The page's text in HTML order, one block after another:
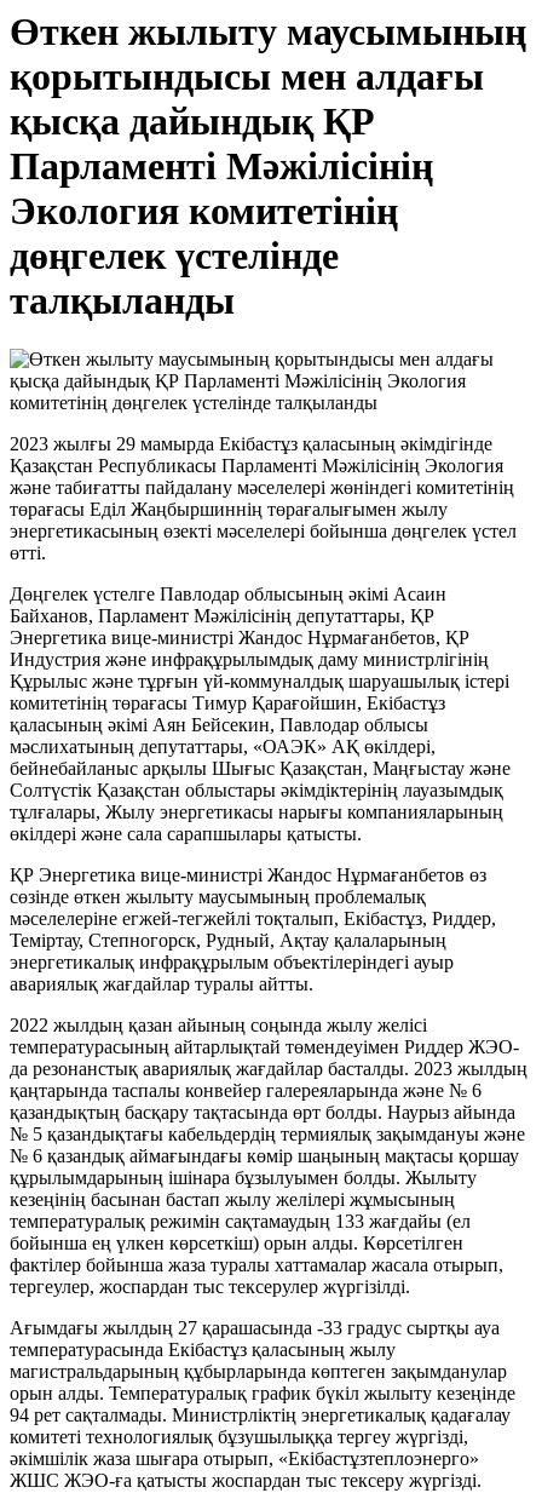
Өткен жылыту маусымының
қорытындысы мен алдағы
қысқа дайындық ҚР
Парламенті Мәжілісінің
Экология комитетінің
дөңгелек үстелінде
талқыланды
2023 жылғы 29 мамырда Екібастұз қаласының әкімдігінде
Қазақстан Республикасы Парламенті Мәжілісінің Экология
және табиғатты пайдалану мәселелері жөніндегі комитетінің
төрағасы Еділ Жаңбыршиннің төрағалығымен жылу
энергетикасының өзекті мәселелері бойынша дөңгелек үстел
өтті.
Дөңгелек үстелге Павлодар облысының әкімі Асаин
Байханов, Парламент Мәжілісінің депутаттары, ҚР
Энергетика вице-министрі Жандос Нұрмағанбетов, ҚР
Индустрия және инфрақұрылымдық даму министрлігінің
Құрылыс және тұрғын үй-коммуналдық шаруашылық істері
комитетінің төрағасы Тимур Қарағойшин, Екібастұз
қаласының әкімі Аян Бейсекин, Павлодар облысы
мәслихатының депутаттары, «ОАЭК» АҚ өкілдері,
бейнебайланыс арқылы Шығыс Қазақстан, Маңғыстау және
Солтүстік Қазақстан облыстары әкімдіктерінің лауазымдық
тұлғалары, Жылу энергетикасы нарығы компанияларының
өкілдері және сала сарапшылары қатысты.
ҚР Энергетика вице-министрі Жандос Нұрмағанбетов өз
сөзінде өткен жылыту маусымының проблемалық
мәселелеріне егжей-тегжейлі тоқталып, Екібастұз, Риддер,
Теміртау, Степногорск, Рудный, Ақтау қалаларының
энергетикалық инфрақұрылым объектілеріндегі ауыр
авариялық жағдайлар туралы айтты.
2022 жылдың қазан айының соңында жылу желісі
температурасының айтарлықтай төмендеуімен Риддер ЖЭО-
да резонанстық авариялық жағдайлар басталды. 2023 жылдың
қаңтарында таспалы конвейер галереяларында және № 6
қазандықтың басқару тақтасында өрт болды. Наурыз айында
№ 5 қазандықтағы кабельдердің термиялық зақымдануы және
№ 6 қазандық аймағындағы көмір шаңының мақтасы қоршау
құрылымдарының ішінара бұзылуымен болды. Жылыту
кезеңінің басынан бастап жылу желілері жұмысының
температуралық режимін сақтамаудың 133 жағдайы (ел
бойынша ең үлкен көрсеткіш) орын алды. Көрсетілген
фактілер бойынша жаза туралы хаттамалар жасала отырып,
тергеулер, жоспардан тыс тексерулер жүргізілді.
Ағымдағы жылдың 27 қарашасында -33 градус сыртқы ауа
температурасында Екібастұз қаласының жылу
магистральдарының құбырларында көптеген зақымданулар
орын алды. Температуралық график бүкіл жылыту кезеңінде
94 рет сақталмады. Министрліктің энергетикалық қадағалау
комитеті технологиялық бұзушылыққа тергеу жүргізді,
әкімшілік жаза шығара отырып, «Екібастұзтеплоэнерго»
ЖШС ЖЭО-ға қатысты жоспардан тыс тексеру жүргізді.